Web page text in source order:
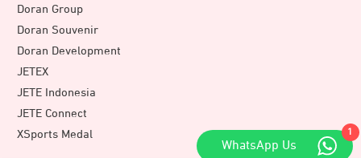
Doran Group
Doran Souvenir
Doran Development
JETEX
JETE Indonesia
JETE Connect
XSports Medal
1
WhatsApp Us